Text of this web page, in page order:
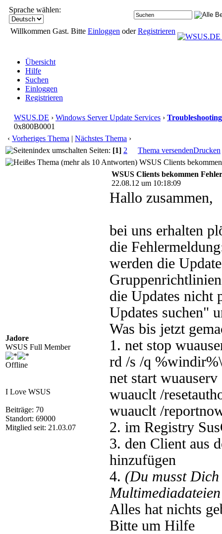
Sprache wählen:
Willkommen Gast. Bitte Einloggen oderRegistrieren
Übersicht
Hilfe
Suchen
Einloggen
Registrieren
WSUS.DE › Windows Server Update Services › Troubleshooting
0x800B0001
‹ Vorheriges Thema | Nächstes Thema ›
Seiten: [1] 2 Thema versendenDrucken
WSUS Clients
Jadore
WSUS Full Member
Offline
I Love WSUS
Beiträge: 70
Standort: 69000
Mitglied seit: 21.03.07
WSUS Clients bekommen
22.08.12 um 10:18:09
Hallo zusammen,
bei uns erhalten
die
werden die
die Updates nicht
Updates suchen"
Was bis jetzt
1. net stop
rd /s /q
net start wuauserv
wuauclt /
wuauclt /
2. im Registry
3. den Client aus
hinzufügen
4. (Du musst
Alles hat nichts
Bitte um Hilfe